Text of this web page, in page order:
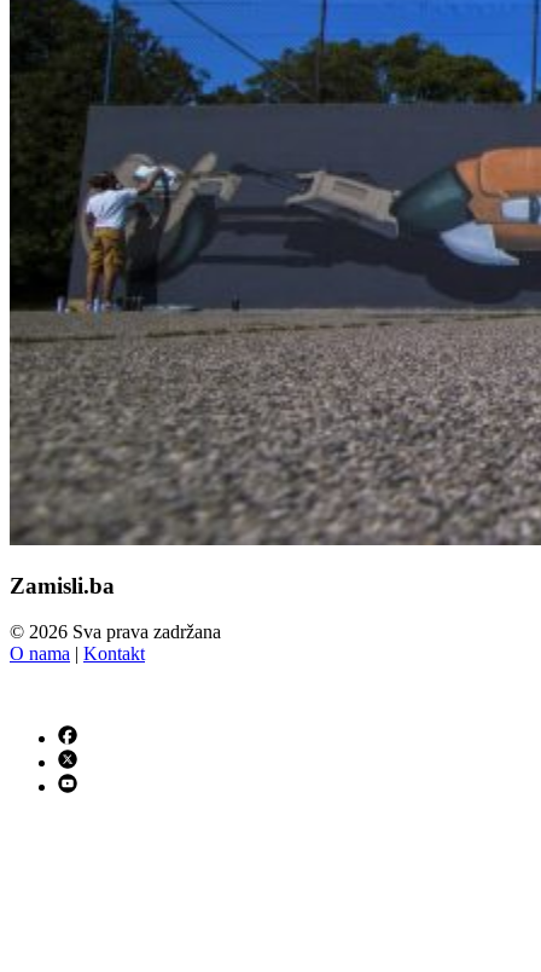
Zamisli.ba
© 2026 Sva prava zadržana
O nama | Kontakt